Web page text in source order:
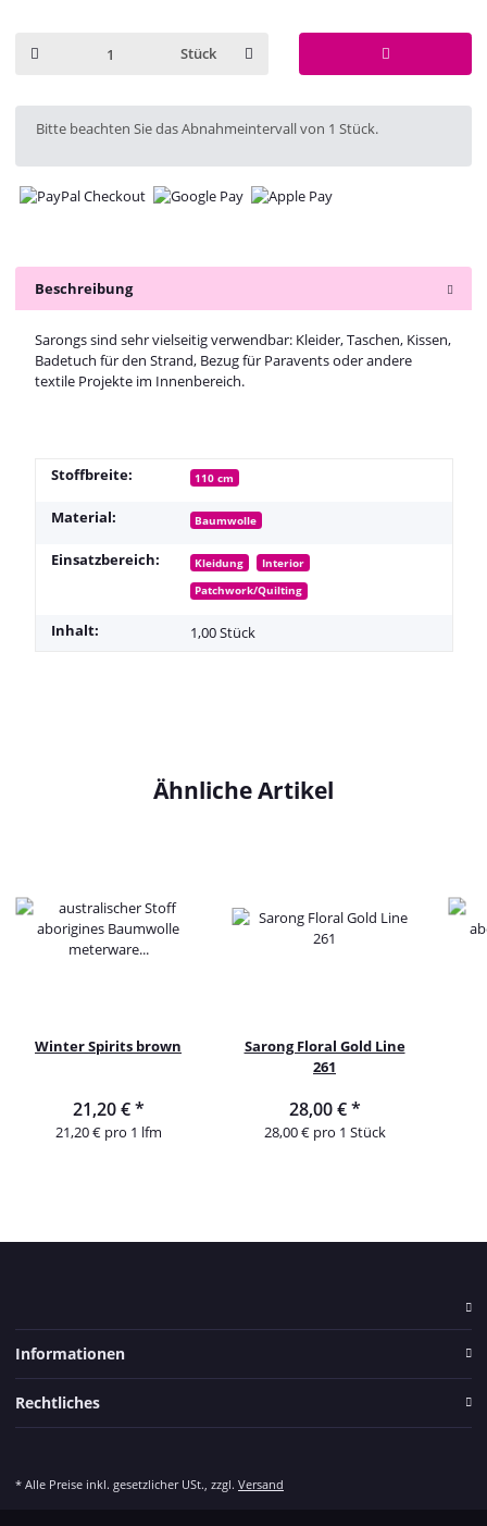
Stück
x
Bitte beachten Sie das Abnahmeintervall von 1 Stück.
Beschreibung
Sarongs sind sehr vielseitig verwendbar: Kleider, Taschen, Kissen,
Badetuch für den Strand, Bezug für Paravents oder andere
textile Projekte im Innenbereich.
Stoffbreite: 110 cm
Material: Baumwolle
Einsatzbereich: Kleidung
Interior
Patchwork/Quilting
Inhalt: 1,00 Stück
Ähnliche Artikel
Winter Spirits brown
21,20 €*
21,20 € pro 1 lfm
Sarong Floral Gold Line
261
28,00 €*
28,00 € pro 1 Stück
Informationen
Rechtliches
* Alle Preise inkl. gesetzlicher USt., zzgl. Versand